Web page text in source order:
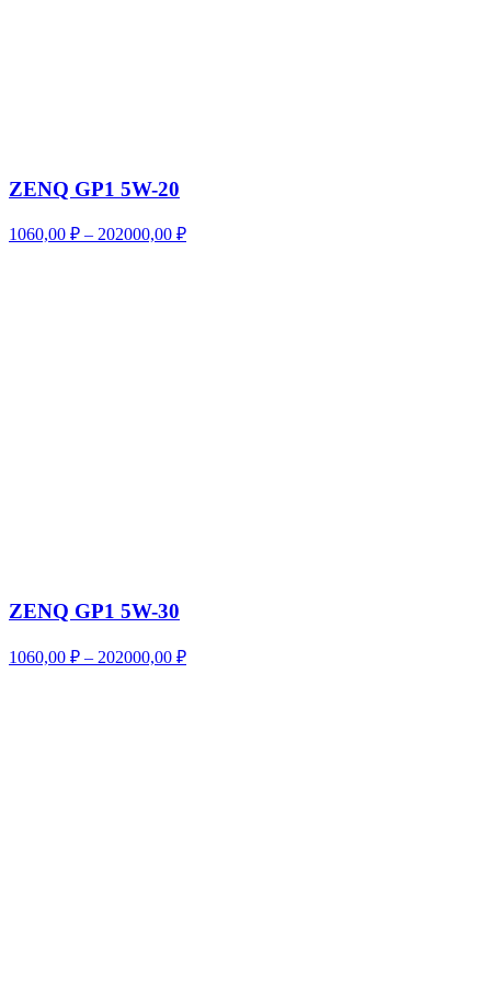
ZENQ GP1 5W-20
1060,00 ₽ – 202000,00 ₽Диапазон
ZENQ GP1 5W-30
1060,00 ₽ – 202000,00 ₽Диапазон